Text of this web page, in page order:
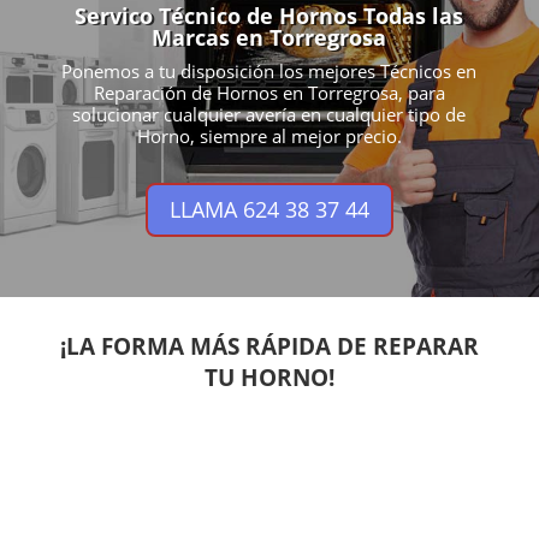
Servico Técnico de Hornos Todas las
Marcas en Torregrosa
Ponemos a tu disposición los mejores Técnicos en
Reparación de Hornos en Torregrosa, para
solucionar cualquier avería en cualquier tipo de
Horno, siempre al mejor precio.
LLAMA 624 38 37 44
¡LA FORMA MÁS RÁPIDA DE REPARAR
TU HORNO!